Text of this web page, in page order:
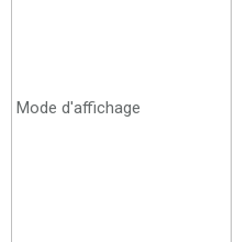
Mode d'affichage